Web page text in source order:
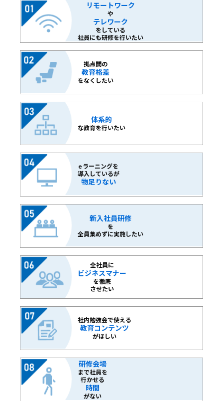
リモートワーク
や
テレワーク
をしている
社員にも研修を行いたい
拠点間の
教育格差
をなくしたい
体系的
な教育を行いたい
e ラーニングを
導入しているが
物足りない
新入社員研修
を
全員集めずに実施したい
全社員に
ビジネスマナー
を徹底
させたい
社内勉強会で使える
教育コンテンツ
がほしい
研修会場
まで社員を
行かせる
時間
がない